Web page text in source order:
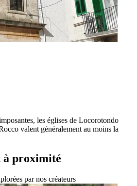
les églises de Locorotondo
valent généralement au moins la
à proximité
par nos créateurs